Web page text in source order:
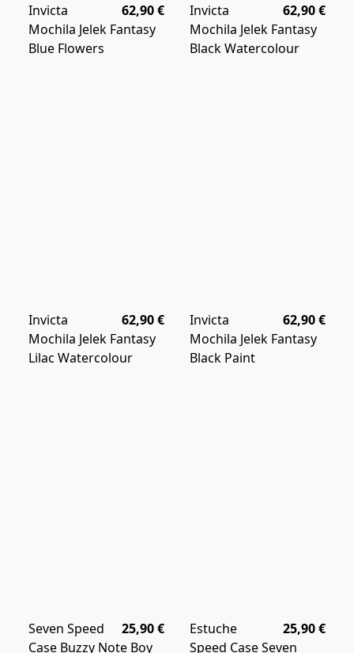
62,90 €
Invicta
Mochila Jelek Fantasy
Blue Flowers
62,90 €
Invicta
Mochila Jelek Fantasy
Black Watercolour
62,90 €
Invicta
Mochila Jelek Fantasy
Lilac Watercolour
62,90 €
Invicta
Mochila Jelek Fantasy
Black Paint
25,90 €
Seven Speed
Case Buzzy Note Boy
25,90 €
Estuche
Speed Case Seven